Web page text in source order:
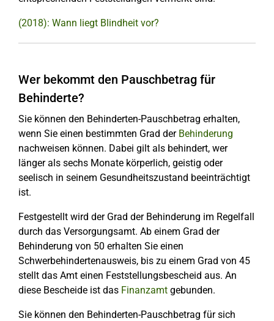
(2018): Wann liegt Blindheit vor?
Wer bekommt den Pauschbetrag für
Behinderte?
Sie können den Behinderten-Pauschbetrag erhalten,
wenn Sie einen bestimmten Grad der Behinderung
nachweisen können. Dabei gilt als behindert, wer
länger als sechs Monate körperlich, geistig oder
seelisch in seinem Gesundheitszustand beeinträchtigt
ist.
Festgestellt wird der Grad der Behinderung im Regelfall
durch das Versorgungsamt. Ab einem Grad der
Behinderung von 50 erhalten Sie einen
Schwerbehindertenausweis, bis zu einem Grad von 45
stellt das Amt einen Feststellungsbescheid aus. An
diese Bescheide ist das Finanzamt gebunden.
Sie können den Behinderten-Pauschbetrag für sich